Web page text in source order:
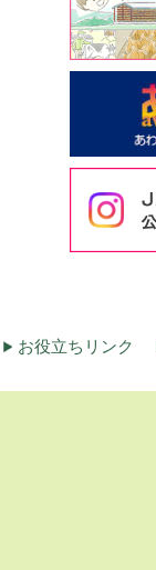
お役立ちリンク